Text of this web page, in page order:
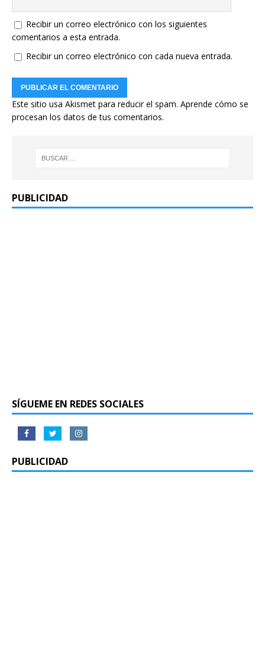
Recibir un correo electrónico con los siguientes
comentarios a esta entrada.
Recibir un correo electrónico con cada nueva entrada.
Este sitio usa Akismet para reducir el spam. Aprende cómo se
procesan los datos de tus comentarios.
PUBLICIDAD
SÍGUEME EN REDES SOCIALES
PUBLICIDAD